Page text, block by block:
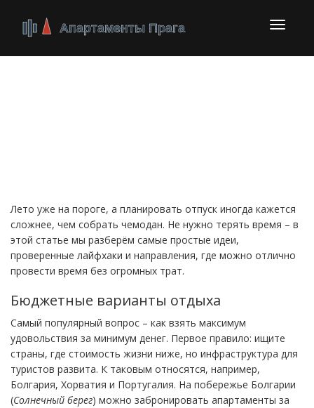
Лето уже на пороге, а планировать отпуск иногда кажется
сложнее, чем собрать чемодан. Не нужно терять время – в
этой статье мы разберём самые простые идеи,
проверенные лайфхаки и направления, где можно отлично
провести время без огромных трат.
Бюджетные варианты отдыха
Самый популярный вопрос – как взять максимум
удовольствия за минимум денег. Первое правило: ищите
страны, где стоимость жизни ниже, но инфраструктура для
туристов развита. К таковым относятся, например,
Болгария, Хорватия и Португалия. На побережье Болгарии
(Солнечный берег) можно забронировать апартаменты за